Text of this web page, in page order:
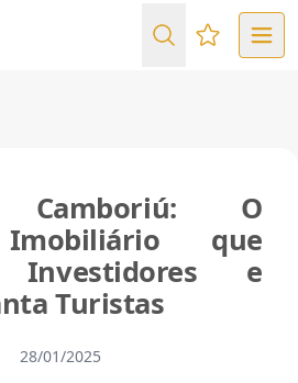
Favoritos
Camboriú: O
que
Investidores e
Turistas
28/01/2025